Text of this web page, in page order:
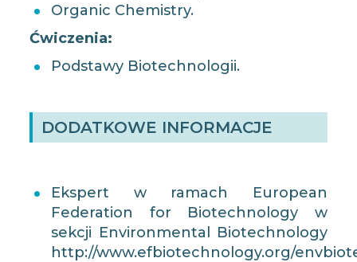
Organic Chemistry.
Ćwiczenia:
Podstawy Biotechnologii.
DODATKOWE INFORMACJE
Ekspert w ramach European
Federation for Biotechnology w
sekcji Environmental Biotechnology
http://www.efbiotechnology.org/